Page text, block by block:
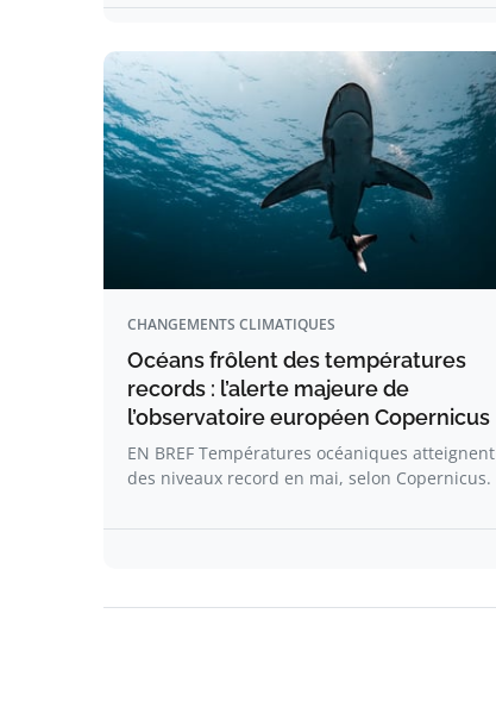
CHANGEMENTS CLIMATIQUES
Océans frôlent des températures
records : l’alerte majeure de
l’observatoire européen Copernicus
EN BREF Températures océaniques atteignent
des niveaux record en mai, selon Copernicus.